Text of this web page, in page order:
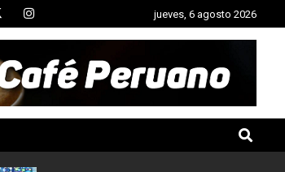
jueves, 6 agosto 2026